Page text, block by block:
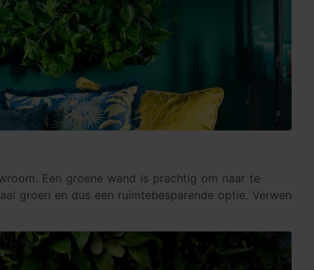
Een groene wand is prachtig om naar te
groen en dus een ruimtebesparende optie. Verwen